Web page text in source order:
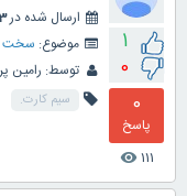
1
0
0
پاسخ
111
visibility
ارسال شده در3
موضوع: سخت
توسط: رامین
سیم کارت.